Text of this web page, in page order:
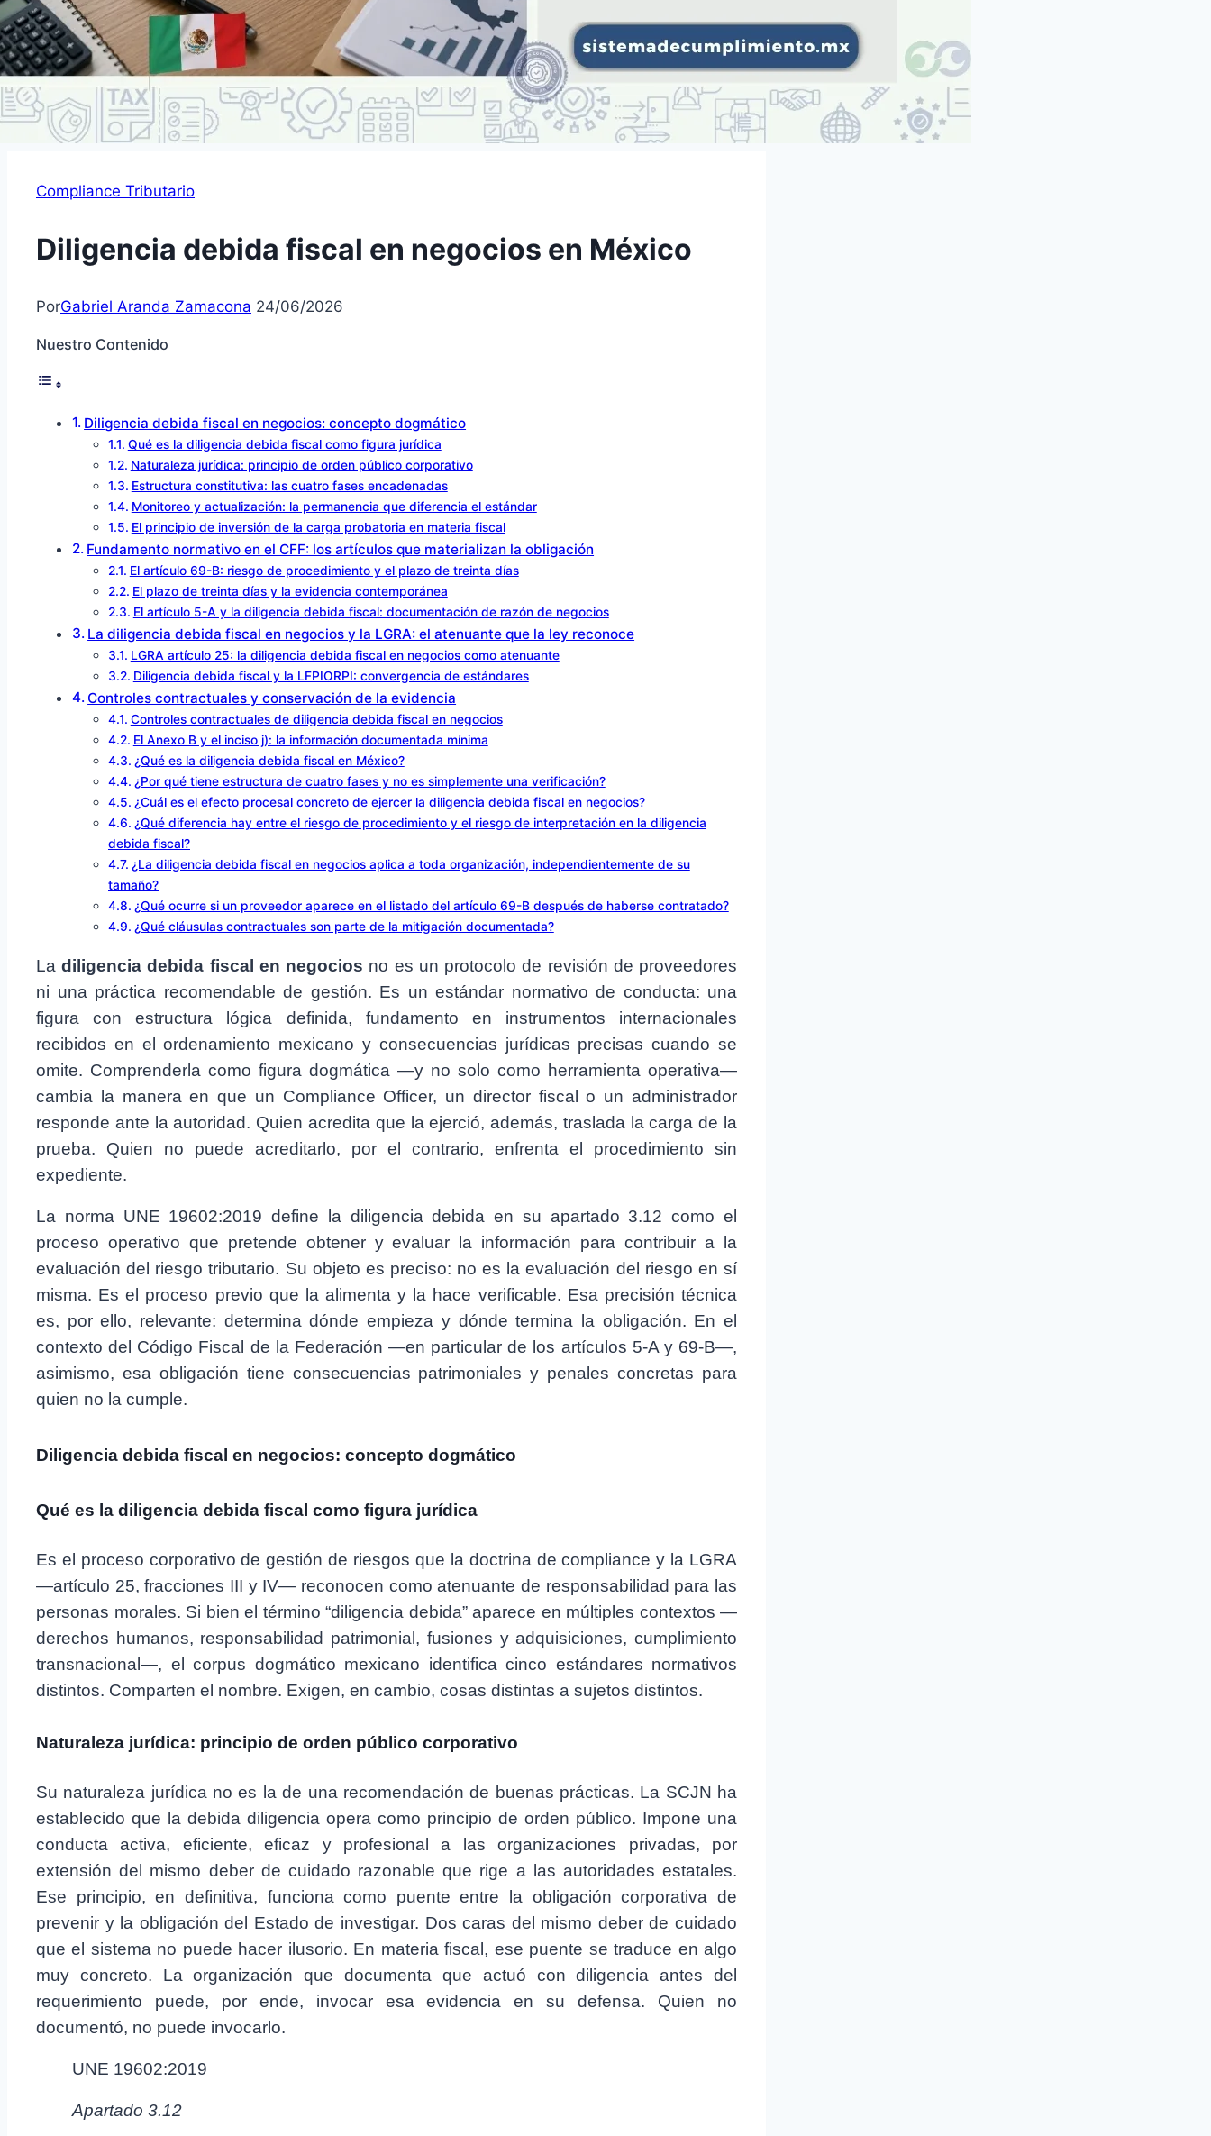
Compliance Tributario
Diligencia debida fiscal en negocios en México
PorGabriel Aranda Zamacona 24/06/2026
Nuestro Contenido
Diligencia debida fiscal en negocios: concepto dogmático
Qué es la diligencia debida fiscal como figura jurídica
Naturaleza jurídica: principio de orden público corporativo
Estructura constitutiva: las cuatro fases encadenadas
Monitoreo y actualización: la permanencia que diferencia el estándar
El principio de inversión de la carga probatoria en materia fiscal
Fundamento normativo en el CFF: los artículos que materializan la obligación
El artículo 69-B: riesgo de procedimiento y el plazo de treinta días
El plazo de treinta días y la evidencia contemporánea
El artículo 5-A y la diligencia debida fiscal: documentación de razón de negocios
La diligencia debida fiscal en negocios y la LGRA: el atenuante que la ley reconoce
LGRA artículo 25: la diligencia debida fiscal en negocios como atenuante
Diligencia debida fiscal y la LFPIORPI: convergencia de estándares
Controles contractuales y conservación de la evidencia
Controles contractuales de diligencia debida fiscal en negocios
El Anexo B y el inciso j): la información documentada mínima
¿Qué es la diligencia debida fiscal en México?
¿Por qué tiene estructura de cuatro fases y no es simplemente una verificación?
¿Cuál es el efecto procesal concreto de ejercer la diligencia debida fiscal en negocios?
¿Qué diferencia hay entre el riesgo de procedimiento y el riesgo de interpretación en la diligencia
debida fiscal?
¿La diligencia debida fiscal en negocios aplica a toda organización, independientemente de su
tamaño?
¿Qué ocurre si un proveedor aparece en el listado del artículo 69-B después de haberse contratado?
¿Qué cláusulas contractuales son parte de la mitigación documentada?
Ladiligencia debida fiscal en negocios no es un protocolo de revisión de proveedores
ni una práctica recomendable de gestión. Es un estándar normativo de conducta: una
figura con estructura lógica definida, fundamento en instrumentos internacionales
recibidos en el ordenamiento mexicano y consecuencias jurídicas precisas cuando se
omite. Comprenderla como figura dogmática —y no solo como herramienta operativa—
cambia la manera en que un Compliance Officer, un director fiscal o un administrador
responde ante la autoridad. Quien acredita que la ejerció, además, traslada la carga de la
prueba. Quien no puede acreditarlo, por el contrario, enfrenta el procedimiento sin
expediente.
La norma UNE 19602:2019 define la diligencia debida en su apartado 3.12 como el
proceso operativo que pretende obtener y evaluar la información para contribuir a la
evaluación del riesgo tributario. Su objeto es preciso: no es la evaluación del riesgo en sí
misma. Es el proceso previo que la alimenta y la hace verificable. Esa precisión técnica
es, por ello, relevante: determina dónde empieza y dónde termina la obligación. En el
contexto del Código Fiscal de la Federación —en particular de los artículos 5-A y 69-B—,
asimismo, esa obligación tiene consecuencias patrimoniales y penales concretas para
quien no la cumple.
Diligencia debida fiscal en negocios: concepto dogmático
Qué es la diligencia debida fiscal como figura jurídica
Es el proceso corporativo de gestión de riesgos que la doctrina de compliance y la LGRA
—artículo 25, fracciones III y IV— reconocen como atenuante de responsabilidad para las
personas morales. Si bien el término “diligencia debida” aparece en múltiples contextos —
derechos humanos, responsabilidad patrimonial, fusiones y adquisiciones, cumplimiento
transnacional—, el corpus dogmático mexicano identifica cinco estándares normativos
distintos. Comparten el nombre. Exigen, en cambio, cosas distintas a sujetos distintos.
Naturaleza jurídica: principio de orden público corporativo
Su naturaleza jurídica no es la de una recomendación de buenas prácticas. La SCJN ha
establecido que la debida diligencia opera como principio de orden público. Impone una
conducta activa, eficiente, eficaz y profesional a las organizaciones privadas, por
extensión del mismo deber de cuidado razonable que rige a las autoridades estatales.
Ese principio, en definitiva, funciona como puente entre la obligación corporativa de
prevenir y la obligación del Estado de investigar. Dos caras del mismo deber de cuidado
que el sistema no puede hacer ilusorio. En materia fiscal, ese puente se traduce en algo
muy concreto. La organización que documenta que actuó con diligencia antes del
requerimiento puede, por ende, invocar esa evidencia en su defensa. Quien no
documentó, no puede invocarlo.
UNE 19602:2019
Apartado 3.12